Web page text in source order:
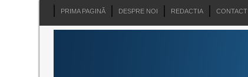
PRIMA PAGINĂ DESPRE NOI REDACTIA CONTACT